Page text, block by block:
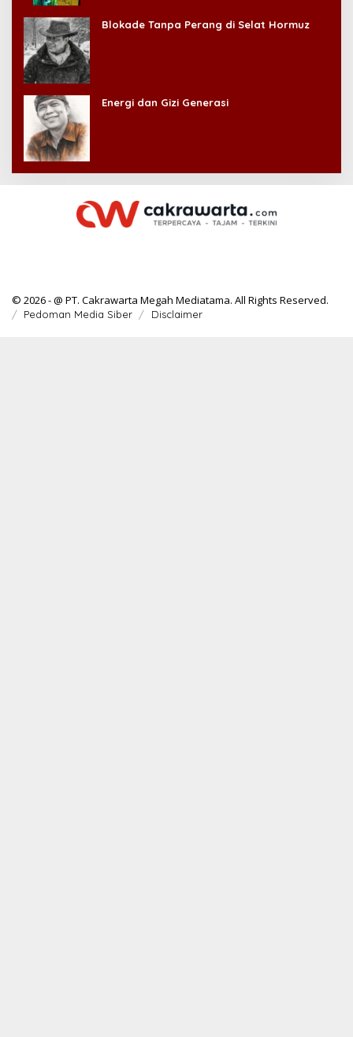
Blokade Tanpa Perang di Selat Hormuz
Energi dan Gizi Generasi
© 2026 - @ PT. Cakrawarta Megah Mediatama. All Rights Reserved.
Pedoman Media Siber Disclaimer